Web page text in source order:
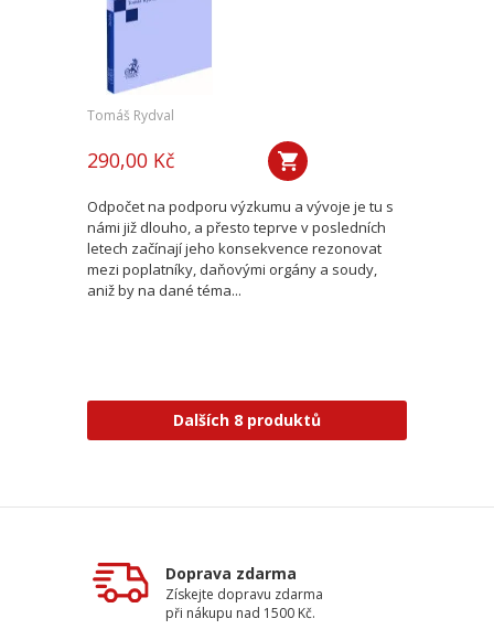
Tomáš Rydval
290,00 Kč
Odpočet na podporu výzkumu a vývoje je tu s
námi již dlouho, a přesto teprve v posledních
letech začínají jeho konsekvence rezonovat
mezi poplatníky, daňovými orgány a soudy,
aniž by na dané téma...
Dalších 8 produktů
Doprava zdarma
Získejte dopravu zdarma
při nákupu nad 1500 Kč.